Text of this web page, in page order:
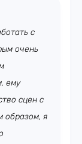
с
очень
ему
сцен с
образом, я